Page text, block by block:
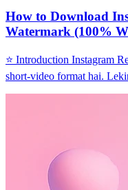
How to Download
Watermark (100%
⭐ Introduction Instagram
short-video format hai.